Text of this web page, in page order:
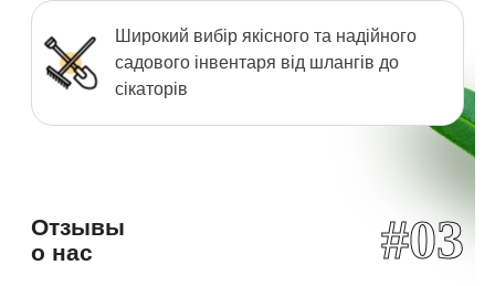
Широкий вибір якісного та надійного
садового інвентаря від шлангів до
сікаторів
Отзывы
о нас
#03